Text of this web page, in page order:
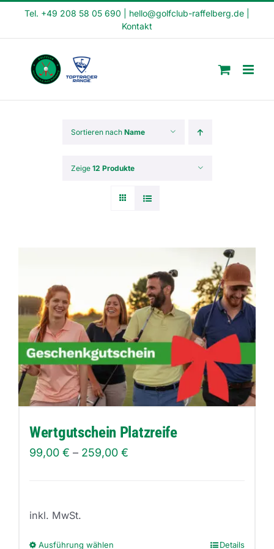
Tel. +49 208 58 05 690 hello@golfclub-raffelberg.de
Kontakt
Sortieren nach Name
Zeige 12 Produkte
Wertgutschein Platzreife
99,00 € – 259,00 €
inkl. MwSt.
Ausführung wählen Details